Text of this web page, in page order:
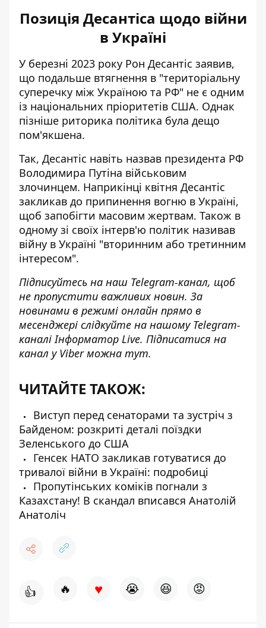
Позиція Десантіса щодо війни
в Україні
У березні 2023 року Рон Десантіс заявив,
що подальше втягнення в "територіальну
суперечку між Україною та РФ" не є одним
із національних пріоритетів США. Однак
пізніше риторика політика була дещо
пом'якшена.
Так, Десантіс навіть назвав президента РФ
Володимира Путіна військовим
злочинцем. Наприкінці квітня Десантіс
закликав до припинення вогню в Україні,
щоб запобігти масовим жертвам. Також в
одному зі своїх інтерв'ю політик називав
війну в Україні "вторинним або третинним
інтересом".
Підписуйтесь на наш Telegram-канал, щоб
не пропустити важливих новин. За
новинами в режимі онлайн прямо в
месенджері слідкуйте на нашому Telegram-
каналі Інформатор Live. Підписатися на
канал у Viber можна тут.
ЧИТАЙТЕ ТАКОЖ:
Виступ перед сенаторами та зустріч з
Байденом: розкриті деталі поїздки
Зеленського до США
Генсек НАТО закликав готуватися до
тривалої війни в Україні: подробиці
Пропутінських коміків погнали з
Казахстану! В скандал вписався Анатолій
Анатоліч
👍 🔥 ♥ 😭 😆 😡